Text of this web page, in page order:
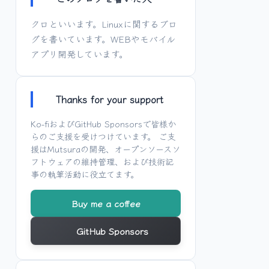
クロといいます。Linuxに関するブロ
グを書いています。WEBやモバイル
アプリ開発しています。
Thanks for your support
Ko-fiおよびGitHub Sponsorsで皆様か
らのご支援を受けつけています。 ご支
援はMutsuraの開発、オープンソースソ
フトウェアの維持管理、および技術記
事の執筆活動に役立てます。
Buy me a coffee
GitHub Sponsors